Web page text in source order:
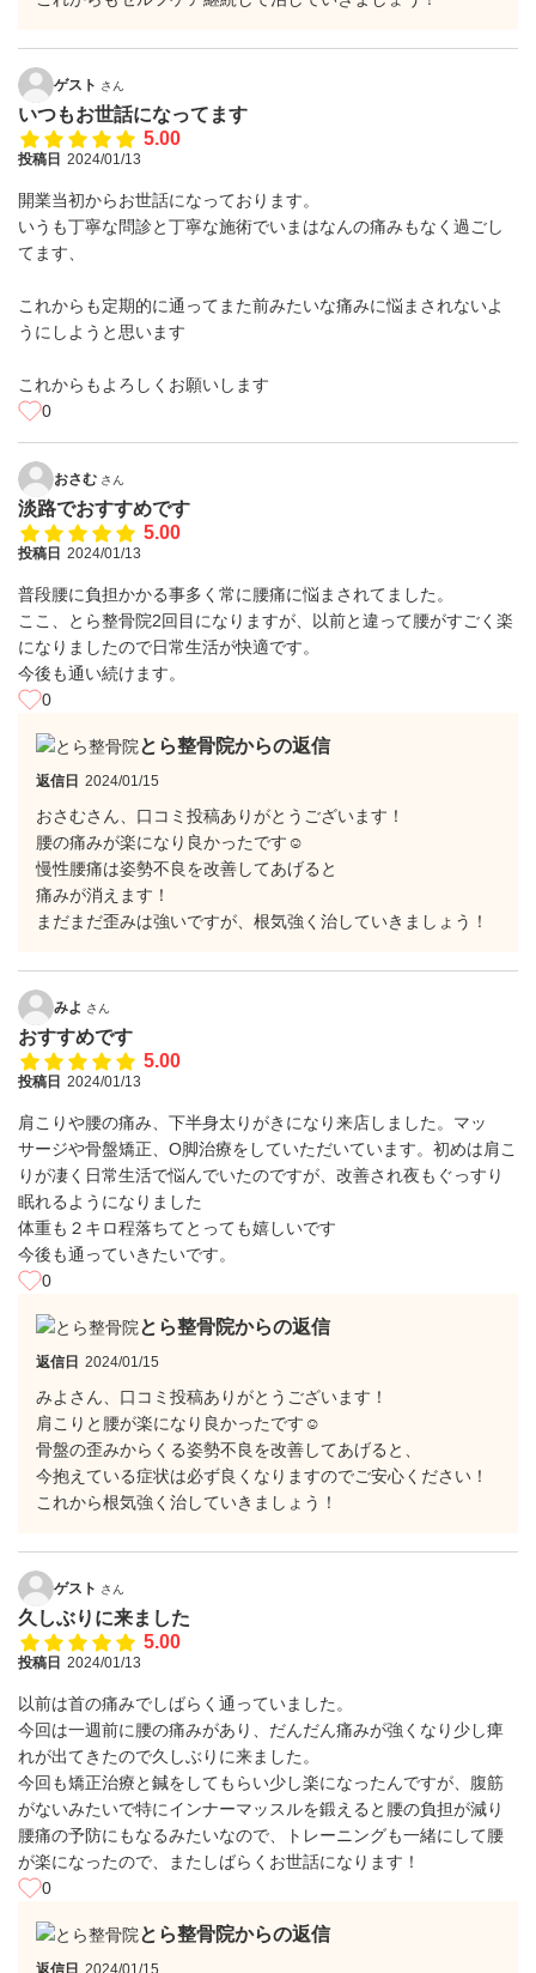
ゲスト さん
いつもお世話になってます
5.00
投稿日 2024/01/13
開業当初からお世話になっております。
いうも丁寧な問診と丁寧な施術でいまはなんの痛みもなく過ごし
てます、
これからも定期的に通ってまた前みたいな痛みに悩まされないよ
うにしようと思います
これからもよろしくお願いします
0
おさむ さん
淡路でおすすめです
5.00
投稿日 2024/01/13
普段腰に負担かかる事多く常に腰痛に悩まされてました。
ここ、とら整骨院2回目になりますが、以前と違って腰がすごく楽
になりましたので日常生活が快適です。
今後も通い続けます。
0
とら整骨院からの返信
返信日 2024/01/15
おさむさん、口コミ投稿ありがとうございます！
腰の痛みが楽になり良かったです☺
慢性腰痛は姿勢不良を改善してあげると
痛みが消えます！
まだまだ歪みは強いですが、根気強く治していきましょう！
みよ さん
おすすめです
5.00
投稿日 2024/01/13
肩こりや腰の痛み、下半身太りがきになり来店しました。マッ
サージや骨盤矯正、O脚治療をしていただいています。初めは肩こ
りが凄く日常生活で悩んでいたのですが、改善され夜もぐっすり
眠れるようになりました
体重も２キロ程落ちてとっても嬉しいです
今後も通っていきたいです。
0
とら整骨院からの返信
返信日 2024/01/15
みよさん、口コミ投稿ありがとうございます！
肩こりと腰が楽になり良かったです☺
骨盤の歪みからくる姿勢不良を改善してあげると、
今抱えている症状は必ず良くなりますのでご安心ください！
これから根気強く治していきましょう！
ゲスト さん
久しぶりに来ました
5.00
投稿日 2024/01/13
以前は首の痛みでしばらく通っていました。
今回は一週前に腰の痛みがあり、だんだん痛みが強くなり少し痺
れが出てきたので久しぶりに来ました。
今回も矯正治療と鍼をしてもらい少し楽になったんですが、腹筋
がないみたいで特にインナーマッスルを鍛えると腰の負担が減り
腰痛の予防にもなるみたいなので、トレーニングも一緒にして腰
が楽になったので、またしばらくお世話になります！
0
とら整骨院からの返信
返信日 2024/01/15